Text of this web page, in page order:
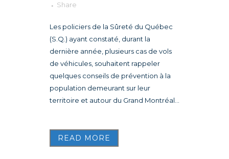
Share
Les policiers de la Sûreté du Québec
(S.Q.) ayant constaté, durant la
dernière année, plusieurs cas de vols
de véhicules, souhaitent rappeler
quelques conseils de prévention à la
population demeurant sur leur
territoire et autour du Grand Montréal...
READ MORE